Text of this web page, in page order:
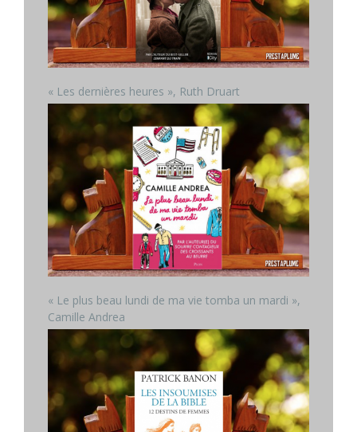
« Les dernières heures », Ruth Druart
« Le plus beau lundi de ma vie tomba un mardi »,
Camille Andrea